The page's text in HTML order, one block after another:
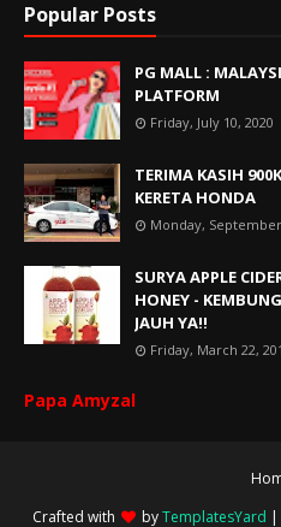
Popular Posts
PG MALL :
PLATFORM
Friday, July 10, 2020
TERIMA KASIH
KERETA HONDA
Monday, September
SURYA APPLE
HONEY -
JAUH YA!!
Friday, March 22,
Papa Amyzal
Crafted with
byTemplatesYard |